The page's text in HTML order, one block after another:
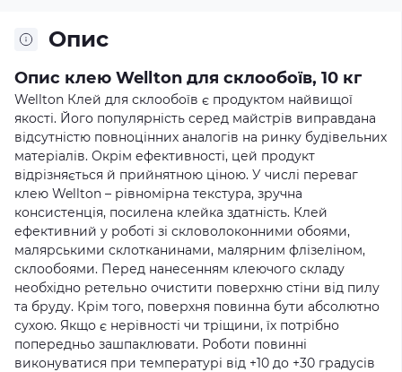
Опис
Опис клею Wellton для склообоїв, 10 кг
Wellton Клей для склообоїв є продуктом найвищої
якості. Його популярність серед майстрів виправдана
відсутністю повноцінних аналогів на ринку будівельних
матеріалів. Окрім ефективності, цей продукт
відрізняється й прийнятною ціною. У числі переваг
клею Wellton – рівномірна текстура, зручна
консистенція, посилена клейка здатність. Клей
ефективний у роботі зі скловолоконними обоями,
малярськими склотканинами, малярним флізеліном,
склообоями. Перед нанесенням клеючого складу
необхідно ретельно очистити поверхню стіни від пилу
та бруду. Крім того, поверхня повинна бути абсолютно
сухою. Якщо є нерівності чи тріщини, їх потрібно
попередньо зашпаклювати. Роботи повинні
виконуватися при температурі від +10 до +30 градусів